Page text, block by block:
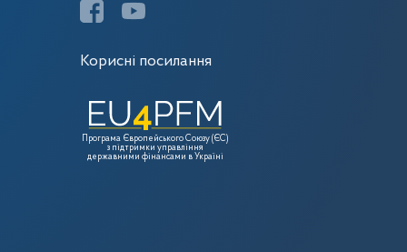
Корисні посилання
Програма Європейського Союзу (ЄС)
з підтримки управління
державними фінансами в Україні